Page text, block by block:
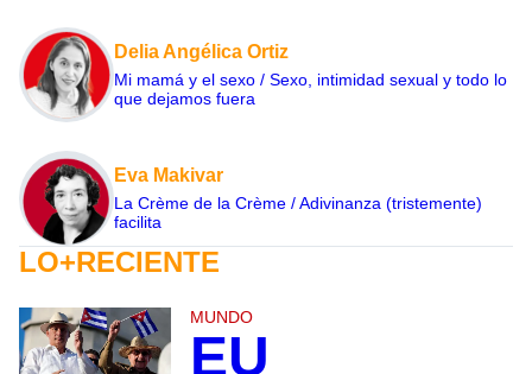
Delia Angélica Ortiz
Mi mamá y el sexo / Sexo, intimidad sexual y todo lo
que dejamos fuera
Eva Makivar
La Crème de la Crème / Adivinanza (tristemente)
facilita
LO+RECIENTE
MUNDO
EU